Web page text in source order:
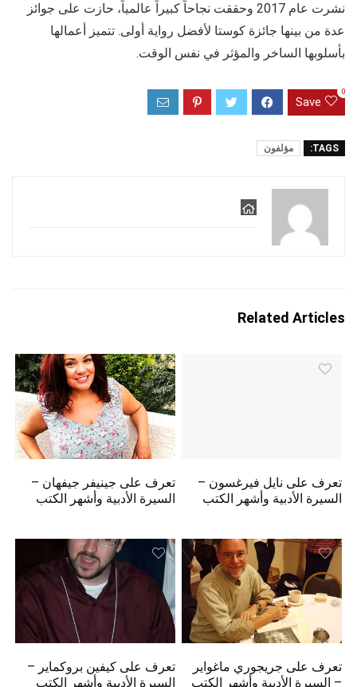
نشرت عام 2017 وحققت نجاحاً كبيراً عالمياً، حازت على جوائز
عدة من بينها جائزة كوستا لأفضل رواية أولى. تتميز أعمالها
بأسلوبها الساخر والمؤثر في نفس الوقت.
Save
0
TAGS: مؤلفون
Related Articles
تعرف على نايل فيرغسون –
السيرة الأدبية وأشهر الكتب
تعرف على جينيفر جيفهان –
السيرة الأدبية وأشهر الكتب
تعرف على جريجوري ماغواير
– السيرة الأدبية وأشهر الكتب
تعرف على كيفين بروكماير –
السيرة الأدبية وأشهر الكتب